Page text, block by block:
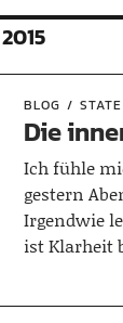
BLOG
Die
Ich fühle
gestern
Irgendwie
ist Klarheit